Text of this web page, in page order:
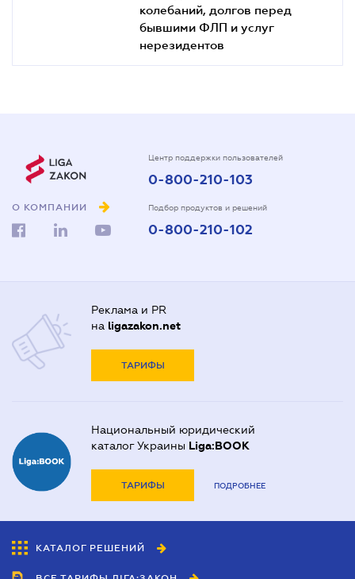
колебаний, долгов перед
бывшими ФЛП и услуг
нерезидентов
О КОМПАНИИ
Центр поддержки пользователей
0-800-210-103
Подбор продуктов и решений
0-800-210-102
Реклама и PR
на ligazakon.net
ТАРИФЫ
Национальный юридический
каталог Украины Liga:BOOK
ТАРИФЫ ПОДРОБНЕЕ
КАТАЛОГ РЕШЕНИЙ